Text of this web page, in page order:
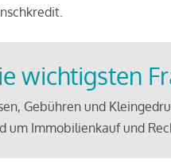
wichtigsten
Gebühren und
um Immobilienkauf und